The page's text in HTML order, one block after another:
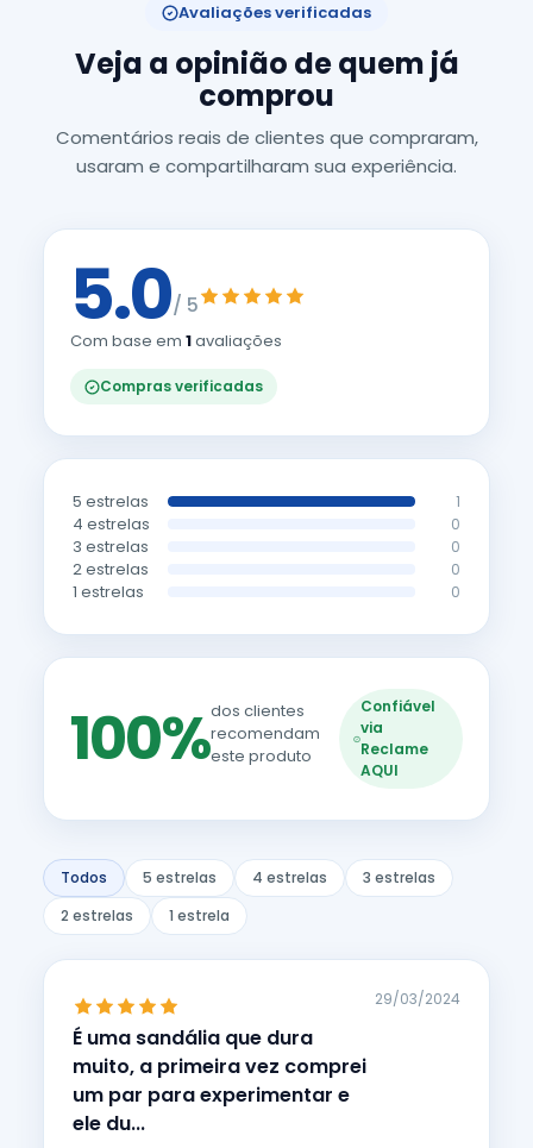
Avaliações verificadas
Veja a opinião de quem já
comprou
Comentários reais de clientes que compraram,
usaram e compartilharam sua experiência.
5.0/ 5
Com base em 1avaliações
Compras verificadas
5 estrelas 1
4 estrelas 0
3 estrelas 0
2 estrelas 0
1 estrelas 0
100%dos clientes
recomendam
este produto
Confiável
via
Reclame
AQUI
Todos 5 estrelas 4 estrelas
3 estrelas
2 estrelas
1 estrela
É uma sandália que dura
muito, a primeira vez comprei
um par para experimentar e
ele du...
29/03/2024